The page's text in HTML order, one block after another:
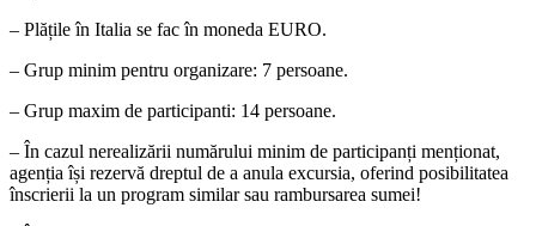
– Plățile în Italia se fac în moneda EURO.
– Grup minim pentru organizare: 7 persoane.
– Grup maxim de participanti: 14 persoane.
– În cazul nerealizării numărului minim de participanți menționat,
agenția își rezervă dreptul de a anula excursia, oferind posibilitatea
înscrierii la un program similar sau rambursarea sumei!